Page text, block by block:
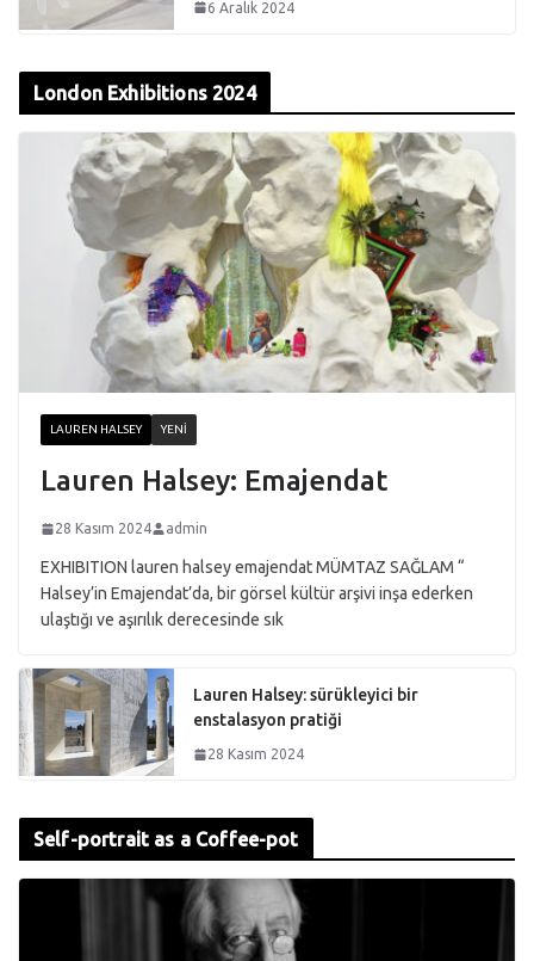
6 Aralık 2024
London Exhibitions 2024
LAUREN HALSEY YENI
Lauren Halsey: Emajendat
28 Kasım 2024 admin
EXHIBITION lauren halsey emajendat MÜMTAZ SAĞLAM “
Halsey’in Emajendat’da, bir görsel kültür arşivi inşa ederken
ulaştığı ve aşırılık derecesinde sık
Lauren Halsey: sürükleyici bir
enstalasyon pratiği
28 Kasım 2024
Self-portrait as a Coffee-pot